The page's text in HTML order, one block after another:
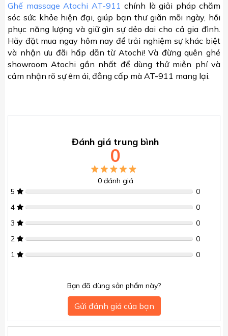
Ghế massage Atochi AT-911 chính là giải pháp chăm
sóc sức khỏe hiện đại, giúp bạn thư giãn mỗi ngày, hồi
phục năng lượng và giữ gìn sự dẻo dai cho cả gia đình.
Hãy đặt mua ngay hôm nay để trải nghiệm sự khác biệt
và nhận ưu đãi hấp dẫn từ Atochi! Và đừng quên ghé
showroom Atochi gần nhất để dùng thử miễn phí và
cảm nhận rõ sự êm ái, đẳng cấp mà AT-911 mang lại.
Đánh giá trung bình
0
0đánh giá
5
0
4
0
3
0
2
0
1
0
Bạn đã dùng sản phẩm này?
Gửi đánh giá của bạn